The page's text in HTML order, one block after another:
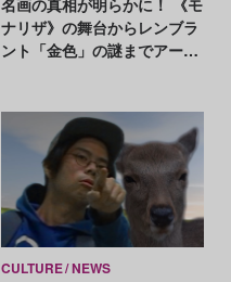
ナリザ》の舞台からレンブラ
ント「金色」の謎までアート
とめ】
CULTURE NEWS